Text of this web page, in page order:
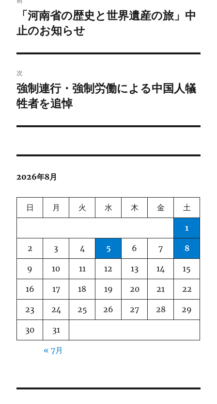
稿
ナ
ビ
ゲ
ー
シ
ン
前
の
稿:
「河南省の歴史と世界遺産の旅」中
止のお知らせ
次
次
の
稿:
強制連行・強制労働による中国人犠
牲者を追悼
2026年8月
日 月 火 水 木 金 土
1
2 3 4 5 6 7 8
9 10 11 12 13 14 15
16 17 18 19 20 21 22
23 24 25 26 27 28 29
30 31
« 7月